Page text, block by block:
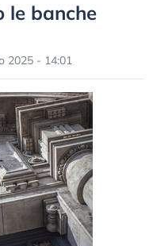
le banche
2025 - 14:01